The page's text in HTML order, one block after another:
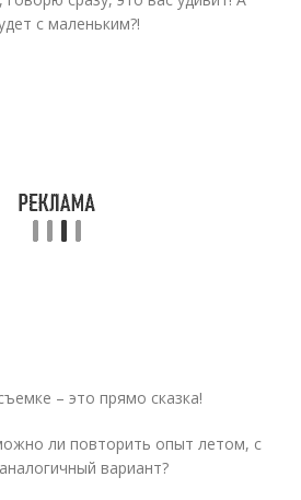
с маленьким?!
– это прямо сказка!
ли повторить опыт летом, с
вариант?